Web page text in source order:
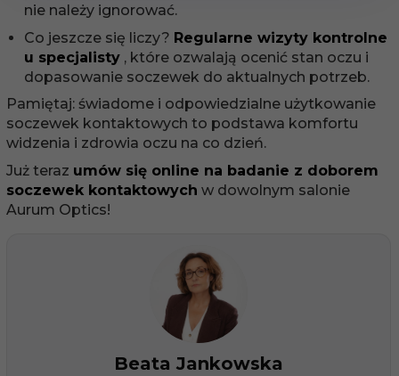
nie należy ignorować.
Co jeszcze się liczy? Regularne wizyty kontrolne
u specjalisty , które ozwalają ocenić stan oczu i
dopasowanie soczewek do aktualnych potrzeb.
Pamiętaj: świadome i odpowiedzialne użytkowanie
soczewek kontaktowych to podstawa komfortu
widzenia i zdrowia oczu na co dzień.
Już teraz umów się online na badanie z doborem
soczewek kontaktowych w dowolnym salonie
Aurum Optics!
Beata Jankowska